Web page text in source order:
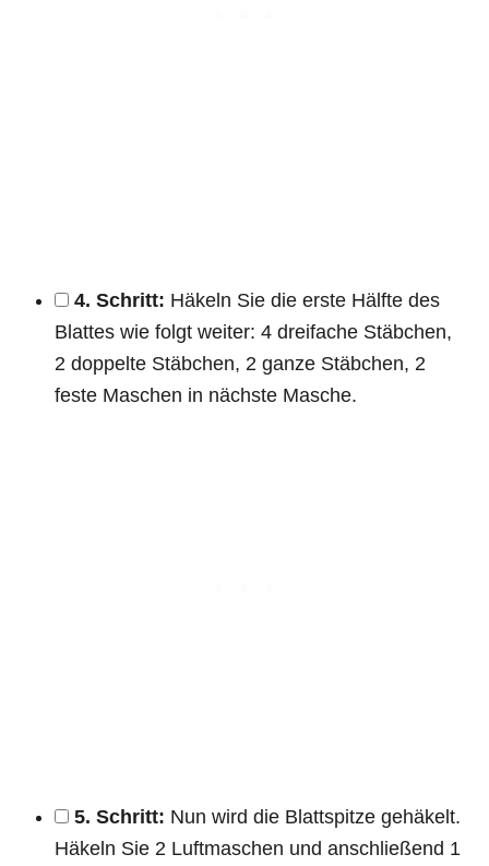
4. Schritt: Häkeln Sie die erste Hälfte des
Blattes wie folgt weiter: 4 dreifache Stäbchen,
2 doppelte Stäbchen, 2 ganze Stäbchen, 2
feste Maschen in nächste Masche.
5. Schritt: Nun wird die Blattspitze gehäkelt.
Häkeln Sie 2 Luftmaschen und anschließend 1